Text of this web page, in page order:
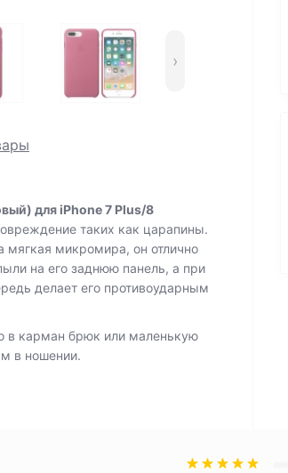
›
для iPhone 7 Plus/8
таких как царапины.
мягкая микромира, он отлично
на его заднюю панель, а при
делает его противоударным
в карман брюк или маленькую
в ношении.